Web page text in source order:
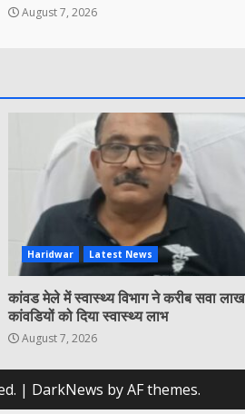
August 7, 2026
Haridwar Latest News
कांवड मेले में स्वास्थ्य विभाग ने करीब सवा लाख
कांवडियों को दिया स्वास्थ्य लाभ
August 7, 2026
| DarkNews by AF themes.